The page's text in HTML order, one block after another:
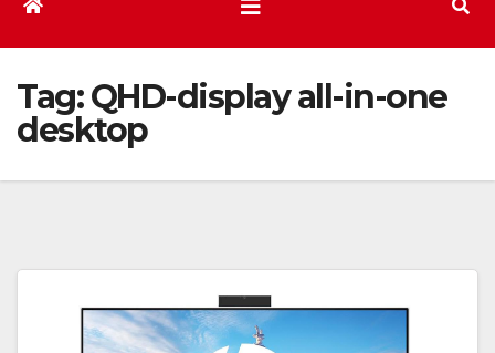
Tag:QHD-display all-in-one
desktop